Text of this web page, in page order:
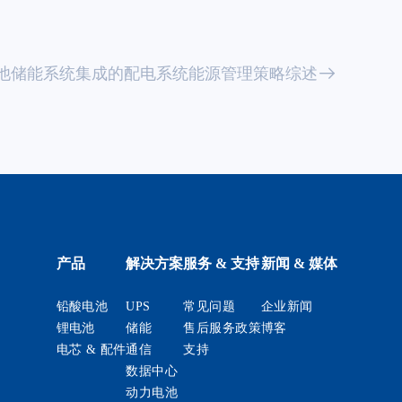
储能系统集成的配电系统能源管理策略综述
产品
铅酸电池
锂电池
电芯 & 配件
解决方案
UPS
储能
通信
数据中心
动力电池
服务 & 支持
常见问题
售后服务政策
支持
新闻 & 媒体
企业新闻
博客